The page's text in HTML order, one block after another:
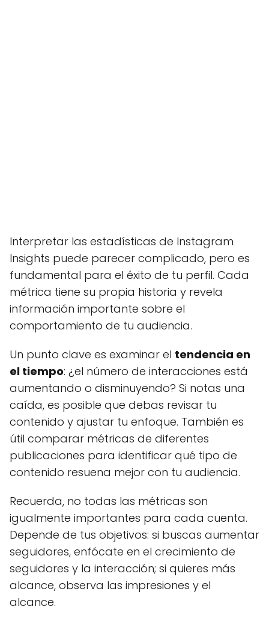
Interpretar las estadísticas de Instagram
Insights puede parecer complicado, pero es
fundamental para el éxito de tu perfil. Cada
métrica tiene su propia historia y revela
información importante sobre el
comportamiento de tu audiencia.
Un punto clave es examinar el tendencia en
el tiempo: ¿el número de interacciones está
aumentando o disminuyendo? Si notas una
caída, es posible que debas revisar tu
contenido y ajustar tu enfoque. También es
útil comparar métricas de diferentes
publicaciones para identificar qué tipo de
contenido resuena mejor con tu audiencia.
Recuerda, no todas las métricas son
igualmente importantes para cada cuenta.
Depende de tus objetivos: si buscas aumentar
seguidores, enfócate en el crecimiento de
seguidores y la interacción; si quieres más
alcance, observa las impresiones y el
alcance.